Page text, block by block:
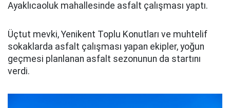
Ayaklıcaoluk mahallesinde asfalt çalışması yaptı.
Üçtut mevki, Yenikent Toplu Konutları ve muhtelif
sokaklarda asfalt çalışması yapan ekipler, yoğun
geçmesi planlanan asfalt sezonunun da startını
verdi.